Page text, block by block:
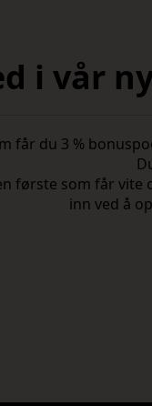
i vår
får du 3 %
første som får vite
inn ved å